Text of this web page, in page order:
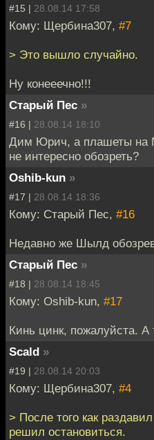
#15 | 28.08.14 17:58
Кому: Щербина307, #7
> Это вышло случайно.
Ну конееечно!!!
Старый Пес »
#16 | 28.08.14 18:10
Дим Юрич, а плашеты на
не интересно обозреть?
Oshib-kun »
#17 | 28.08.14 18:36
Кому: Старый Пес, #16
Недавно же Шылд
Старый Пес »
#18 | 28.08.14 18:45
Кому: Oshib-kun, #17
Кинь цинк, пожалуйста.
Scald »
#19 | 28.08.14 20:03
Кому: Щербина307, #4
> После того как
решил остановиться.